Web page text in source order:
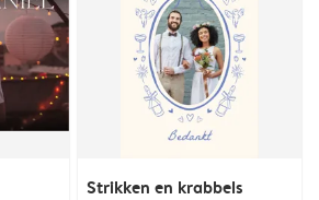
Strikken en krabbels